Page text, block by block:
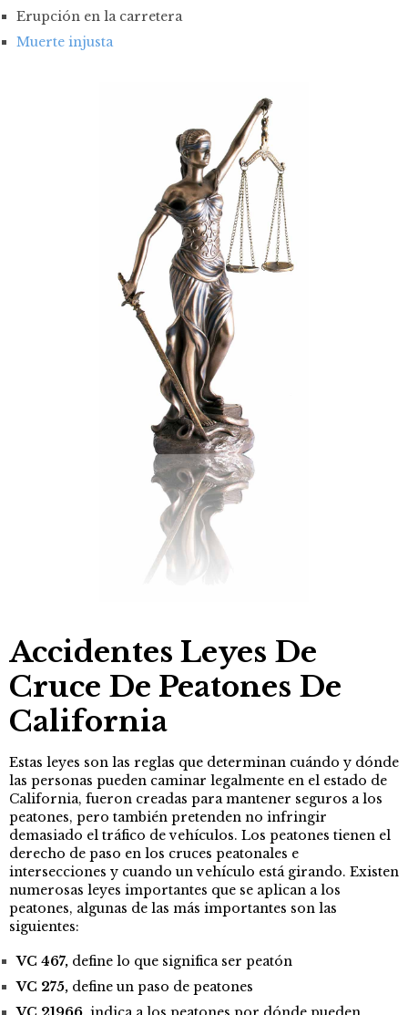
Erupción en la carretera
Muerte injusta
Accidentes Leyes De
Cruce De Peatones De
California
Estas leyes son las reglas que determinan cuándo y dónde
las personas pueden caminar legalmente en el estado de
California, fueron creadas para mantener seguros a los
peatones, pero también pretenden no infringir
demasiado el tráfico de vehículos. Los peatones tienen el
derecho de paso en los cruces peatonales e
intersecciones y cuando un vehículo está girando. Existen
numerosas leyes importantes que se aplican a los
peatones, algunas de las más importantes son las
siguientes:
VC 467, define lo que significa ser peatón
VC 275, define un paso de peatones